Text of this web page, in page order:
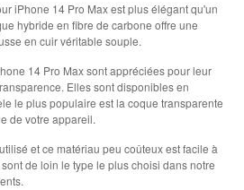
iPhone 14 Pro Max est plus élégant qu'un
hybride en fibre de carbone offre une
en cuir véritable souple.
14 Pro Max sont appréciées pour leur
Elles sont disponibles en
le plus populaire est la coque transparente
de votre appareil.
et ce matériau peu coûteux est facile à
de loin le type le plus choisi dans notre